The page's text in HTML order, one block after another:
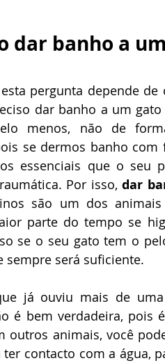
dar banho a
pergunta depende
dar banho a um
menos, não de
se dermos banho
essenciais que o seu
Por isso, dar
são um dos
parte do tempo se
se o seu gato tem o
sempre será suficiente.
já ouviu mais de
é bem verdadeira, pois
outros animais, você
contacto com a água,